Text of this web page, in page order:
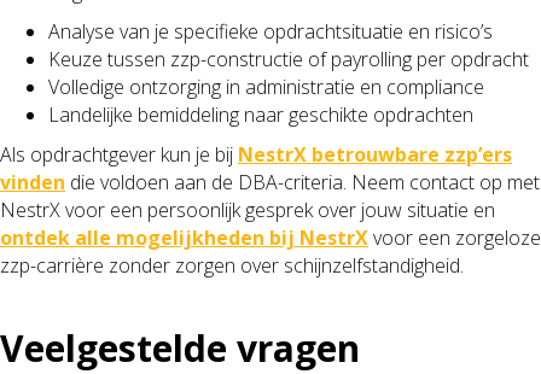
Analyse van je specifieke opdrachtsituatie en risico’s
Keuze tussen zzp-constructie of payrolling per opdracht
Volledige ontzorging in administratie en compliance
Landelijke bemiddeling naar geschikte opdrachten
Als opdrachtgever kun je bij NestrX betrouwbare zzp’ers
vinden die voldoen aan de DBA-criteria. Neem contact op met
NestrX voor een persoonlijk gesprek over jouw situatie en
ontdek alle mogelijkheden bij NestrXvoor een zorgeloze
zzp-carrière zonder zorgen over schijnzelfstandigheid.
Veelgestelde vragen